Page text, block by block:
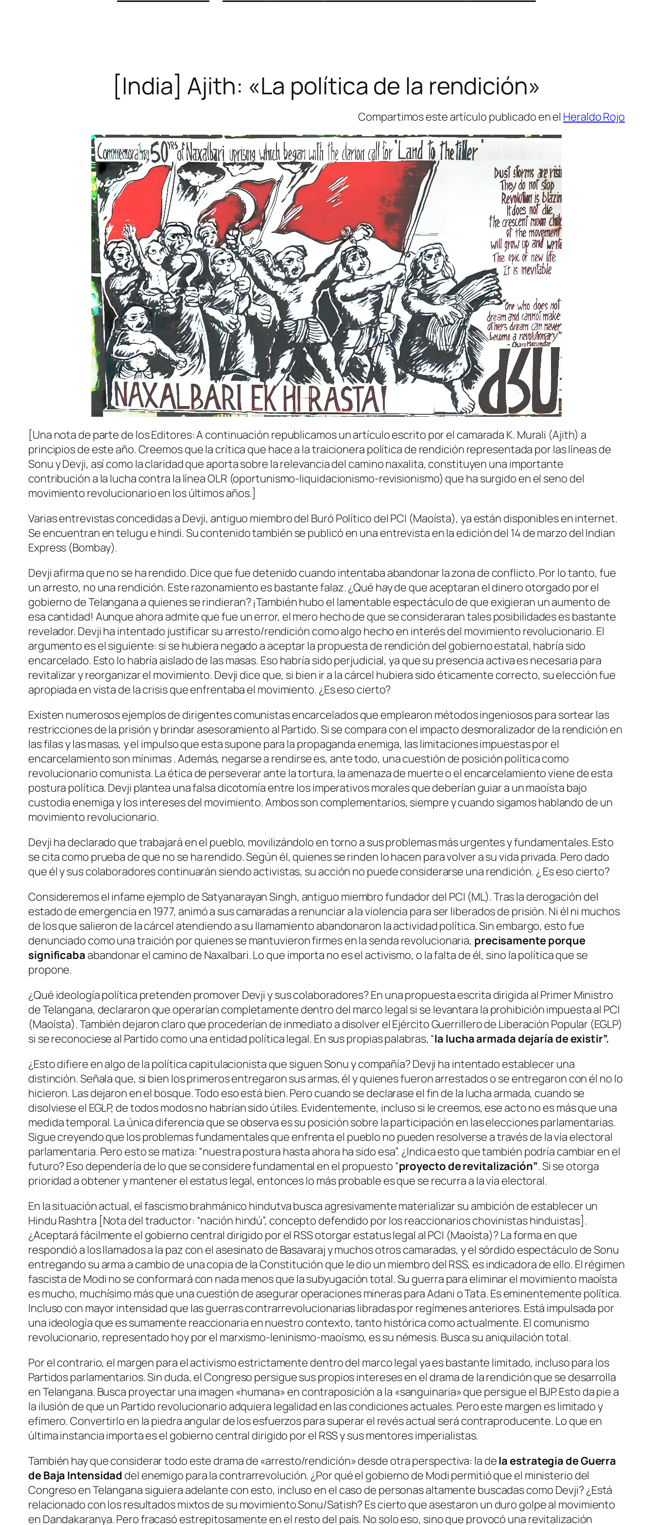
[India] Ajith: «La política de la rendición»
Compartimos este artículo publicado en el Heraldo Rojo
[Una nota de parte de los Editores: A continuación republicamos un artículo escrito por el camarada K. Murali (Ajith) a
principios de este año. Creemos que la crítica que hace a la traicionera política de rendición representada por las líneas de
Sonu y Devji, así como la claridad que aporta sobre la relevancia del camino naxalita, constituyen una importante
contribución a la lucha contra la línea OLR (oportunismo-liquidacionismo-revisionismo) que ha surgido en el seno del
movimiento revolucionario en los últimos años.]
Varias entrevistas concedidas a Devji, antiguo miembro del Buró Político del PCI (Maoísta), ya están disponibles en internet.
Se encuentran en telugu e hindi. Su contenido también se publicó en una entrevista en la edición del 14 de marzo del Indian
Express (Bombay).
Devji afirma que no se ha rendido. Dice que fue detenido cuando intentaba abandonar la zona de conflicto. Por lo tanto, fue
un arresto, no una rendición. Este razonamiento es bastante falaz. ¿Qué hay de que aceptaran el dinero otorgado por el
gobierno de Telangana a quienes se rindieran? ¡También hubo el lamentable espectáculo de que exigieran un aumento de
esa cantidad! Aunque ahora admite que fue un error, el mero hecho de que se consideraran tales posibilidades es bastante
revelador. Devji ha intentado justificar su arresto/rendición como algo hecho en interés del movimiento revolucionario. El
argumento es el siguiente: si se hubiera negado a aceptar la propuesta de rendición del gobierno estatal, habría sido
encarcelado. Esto lo habría aislado de las masas. Eso habría sido perjudicial, ya que su presencia activa es necesaria para
revitalizar y reorganizar el movimiento. Devji dice que, si bien ir a la cárcel hubiera sido éticamente correcto, su elección fue
apropiada en vista de la crisis que enfrentaba el movimiento. ¿Es eso cierto?
Existen numerosos ejemplos de dirigentes comunistas encarcelados que emplearon métodos ingeniosos para sortear las
restricciones de la prisión y brindar asesoramiento al Partido. Si se compara con el impacto desmoralizador de la rendición en
las filas y las masas, y el impulso que esta supone para la propaganda enemiga, las limitaciones impuestas por el
encarcelamiento son mínimas. Además, negarse a rendirse es, ante todo, una cuestión de posición política como
revolucionario comunista.La ética de perseverar ante la tortura, la amenaza de muerte o el encarcelamientoviene de esta
postura política. Devji plantea una falsa dicotomía entre los imperativos morales que deberían guiar a un maoísta bajo
custodia enemiga y los intereses del movimiento. Ambos son complementarios, siempre y cuando sigamos hablando de un
movimiento revolucionario.
Devji ha declarado que trabajará en el pueblo, movilizándolo en torno a sus problemas más urgentes y fundamentales.Esto
se cita como prueba de que no se ha rendido. Según él, quienes se rinden lo hacen para volver a su vida privada. Pero dado
que él y sus colaboradores continuarán siendo activistas, su acción no puede considerarse una rendición. ¿Es eso cierto?
Consideremos el infame ejemplo de Satyanarayan Singh, antiguo miembro fundador del PCI (ML). Tras la derogación del
estado de emergencia en 1977, animó a sus camaradas a renunciar a la violencia para ser liberados de prisión. Ni él ni muchos
de los que salieron de la cárcel atendiendo a su llamamiento abandonaron la actividad política. Sin embargo, esto fue
denunciado como una traición por quienes se mantuvieron firmes en la senda revolucionaria, precisamente porque
significaba abandonar el camino de Naxalbari.Lo que importa no es el activismo, o la falta de él, sino la política que se
propone.
¿Qué ideología política pretenden promover Devji y sus colaboradores? En una propuesta escrita dirigida al Primer Ministro
de Telangana, declararon que operarían completamente dentro del marco legal si se levantara la prohibición impuesta al PCI
(Maoísta). También dejaron claro que procederían de inmediato a disolver el Ejército Guerrillero de Liberación Popular (EGLP)
si se reconociese al Partido como una entidad política legal. En sus propias palabras, “la lucha armada dejaría de existir”.
¿Esto difiere en algo de la política capitulacionista que siguen Sonu y compañía? Devji ha intentado establecer una
distinción. Señala que, si bien los primeros entregaron sus armas, él y quienes fueron arrestados o se entregaron con él no lo
hicieron. Las dejaron en el bosque. Todo eso está bien. Pero cuando se declarase el fin de la lucha armada, cuando se
disolviese el EGLP, de todos modos no habrían sido útiles. Evidentemente, incluso si le creemos, ese acto no es más que una
medida temporal. La única diferencia que se observa es su posición sobre la participación en las elecciones parlamentarias.
Sigue creyendo que los problemas fundamentales que enfrenta el pueblo no pueden resolverse a través de la vía electoral
parlamentaria. Pero esto se matiza: “nuestra postura hasta ahora ha sido esa”. ¿Indica esto que también podría cambiar en el
futuro?Eso dependería de lo que se considerefundamental en el propuesto “proyecto de revitalización”. Si se otorga
prioridad a obtener y mantener el estatus legal, entonces lo más probable es que se recurra a la vía electoral.
En la situación actual, el fascismo brahmánico hindutva busca agresivamente materializar su ambición de establecer un
Hindu Rashtra [Nota del traductor: “nación hindú”, concepto defendido por los reaccionarioschovinistashinduistas].
¿Aceptará fácilmente el gobierno central dirigido por el RSS otorgar estatus legal al PCI (Maoísta)? La forma en que
respondió a los llamados a la paz con el asesinato de Basavaraj y muchos otros camaradas, y el sórdido espectáculo de Sonu
entregando su arma a cambio de una copia de la Constitución que le dio un miembro del RSS, es indicadora de ello. El régimen
fascista de Modi no se conformará con nada menos que la subyugación total.Su guerra para eliminar el movimiento maoísta
es mucho, muchísimo más que una cuestión de asegurar operaciones mineras para Adani o Tata. Es eminentemente política.
Incluso con mayor intensidad que las guerras contrarrevolucionarias libradas por regímenes anteriores. Está impulsada por
una ideología que essumamente reaccionaria en nuestro contexto, tanto histórica como actualmente. El comunismo
revolucionario, representado hoy por el marxismo-leninismo-maoísmo, es su némesis. Busca su aniquilación total.
Por el contrario, el margen para el activismo estrictamente dentro del marco legal ya es bastante limitado, incluso para los
Partidos parlamentarios. Sin duda, el Congreso persigue sus propios intereses en el drama de la rendición que se desarrolla
en Telangana. Busca proyectar una imagen «humana» en contraposición a la «sanguinaria» que persigue el BJP.Esto da pie a
la ilusión de que un Partido revolucionario adquiera legalidad en las condiciones actuales. Pero este margen es limitado y
efímero. Convertirlo en la piedra angular de los esfuerzos para superar el revés actual será contraproducente. Lo que en
última instancia importa es el gobierno central dirigido por el RSS y sus mentores imperialistas.
También hay que considerar todo este drama de «arresto/rendición» desde otra perspectiva: la dela estrategia deGuerra
deBaja Intensidad del enemigo para la contrarrevolución. ¿Por qué el gobierno de Modi permitió que el ministerio del
Congreso en Telangana siguiera adelante con esto, incluso en el caso de personas altamente buscadas como Devji? ¿Está
relacionado con los resultados mixtos de su movimiento Sonu/Satish? Es cierto que asestaron un duro golpe al movimiento
en Dandakaranya. Pero fracasó estrepitosamente en el resto del país. No solo eso, sino que provocó una revitalización